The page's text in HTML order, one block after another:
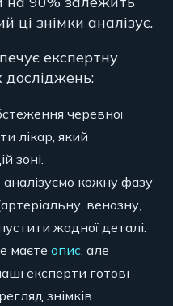
ці знімки аналізує.
експертну
досліджень:
черевної
лікар, який
зоні.
аналізуємо кожну фазу
венозну,
жодної деталі.
маєте опис , але
експерти готові
знімків.